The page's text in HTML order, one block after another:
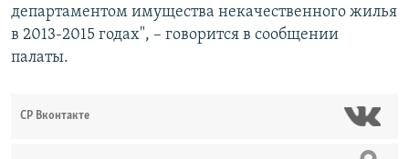
департаментом имущества некачественного жилья
в 2013-2015 годах", – говорится в сообщении
палаты.
СР Вконтакте